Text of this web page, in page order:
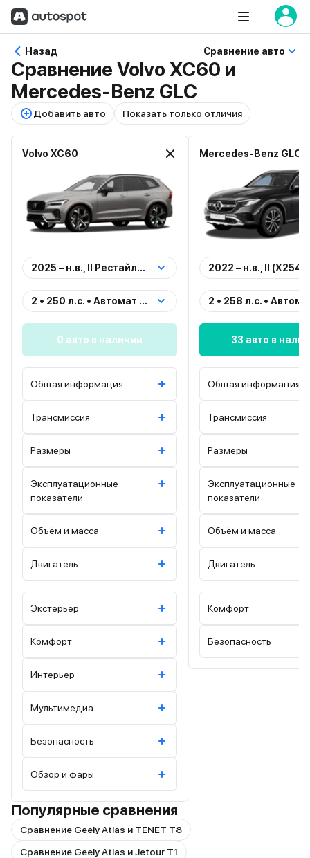
Назад Сравнение авто
Сравнение Volvo XC60 и
Mercedes-Benz GLC
Добавить авто Показать только отличия
Volvo XC60
2025 – н.в., II Рестайлинг 2
2 • 250 л.с. • Автомат • Полный • Бензин (Ultra)
0 авто в наличии
Общая информация
Трансмиссия
Размеры
Эксплуатационные
показатели
Объём и масса
Двигатель
Экстерьер
Комфорт
Интерьер
Мультимедиа
Безопасность
Обзор и фары
Mercedes-Benz GLC
2022 – н.в., II (X254)
33 авто в
Общая информация
Трансмиссия
Размеры
Эксплуатационные
показатели
Объём и масса
Двигатель
Комфорт
Безопасность
Популярные сравнения
Сравнение Geely Atlas и TENET T8
Сравнение Geely Atlas и Jetour T1